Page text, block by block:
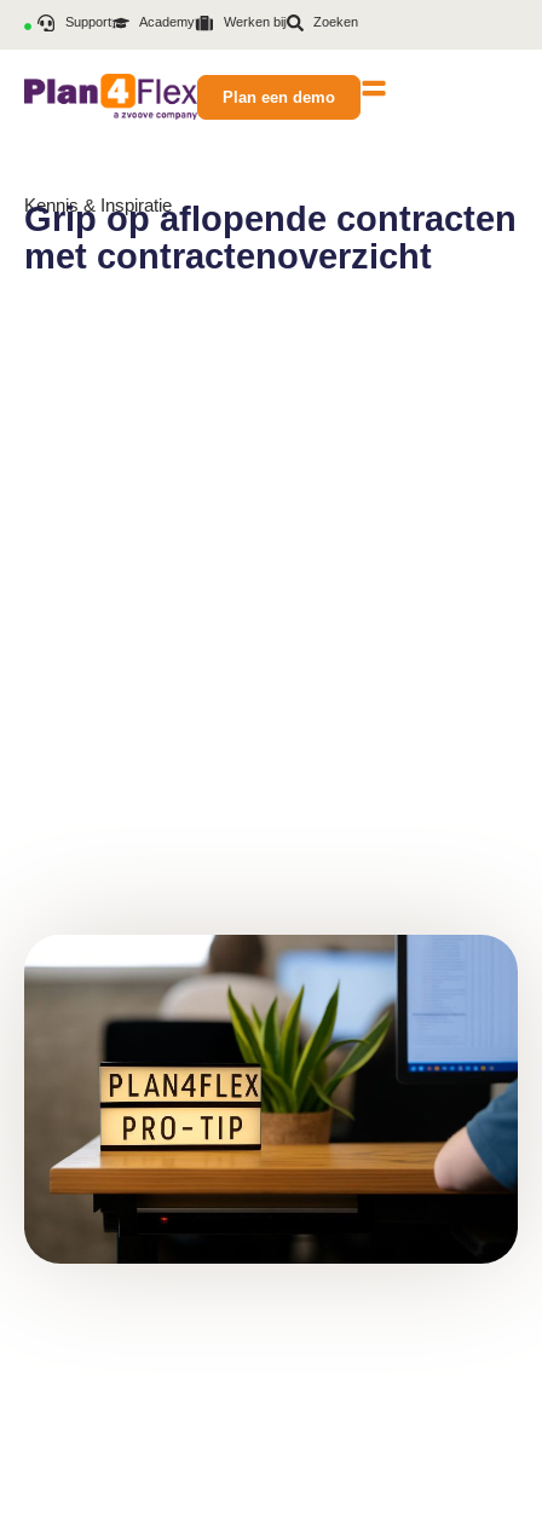
Support Academy Werken bij Zoeken
Plan een demo
Kennis & Inspiratie
Grip op aflopende contracten
met contractenoverzicht